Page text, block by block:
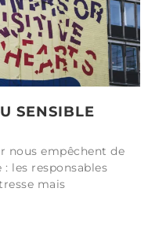
SENSIBLE
nous empêchent de
les responsables
mais